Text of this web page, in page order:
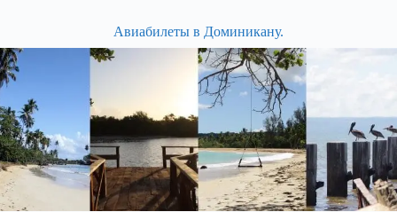
Авиабилеты в Доминикану.